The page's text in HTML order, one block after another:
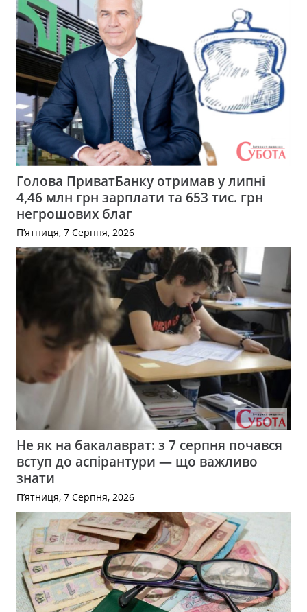
Голова ПриватБанку отримав у липні
4,46 млн грн зарплати та 653 тис. грн
негрошових благ
П’ятниця, 7 Серпня, 2026
Не як на бакалаврат: з 7 серпня почався
вступ до аспірантури — що важливо
знати
П’ятниця, 7 Серпня, 2026